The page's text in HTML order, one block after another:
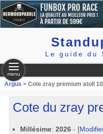
Le guide du
menu
Argus > Cote zray premium atoll
Cote du zray
Millésime:2026 - [